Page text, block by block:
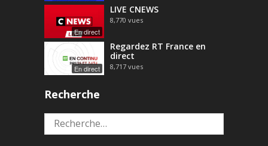
En direct
LIVE CNEWS
8,770 vues
En direct
Regardez RT France en
direct
8,717 vues
Recherche
Rechercher :